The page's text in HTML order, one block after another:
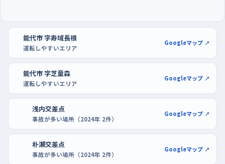
平日の午前の遅い時間帯は買い物や仕事の車が重なって流れが
濃くなるので、一人での初回はその前後にずらすと気持ちが軽
い。週の後半、とくに水曜と金曜は通りが賑わいやすいから、月曜
や休日の落ち着いた時間から始めるのがおすすめ。夜遅くは車が
少ない代わりに見えにくいので、慣れるまでは明るいうちにした
駐車の練習は、区画が広く通路もはっきりしているイオンタウン
能代の駐車場が向いている。買い物客の少ない時間に、端のほう
の空いた列でバックと切り返しを繰り返そう。もう少し広さが欲し
能代市 字寿域長根
運転しやすいエリア
Googleマップ ↗
能代市 字芝童森
運転しやすいエリア
Googleマップ ↗
浅内交差点
事故が多い場所（2024年 2件）
Googleマップ ↗
朴瀬交差点
事故が多い場所（2024年 2件）
Googleマップ ↗